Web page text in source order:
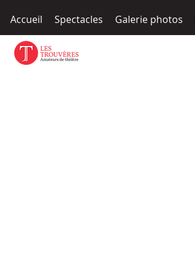
Accueil Spectacles Galerie photos